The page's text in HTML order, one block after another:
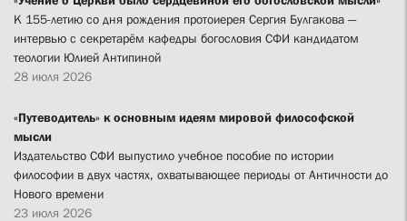
К 155-летию со дня рождения протоиерея Сергия Булгакова —
интервью с секретарём кафедры богословия СФИ кандидатом
теологии Юлией Антипиной
28 июля 2026
«Путеводитель» к основным идеям мировой философской
мысли
Издательство СФИ выпустило учебное пособие по истории
философии в двух частях, охватывающее периоды от Античности до
Нового времени
23 июля 2026